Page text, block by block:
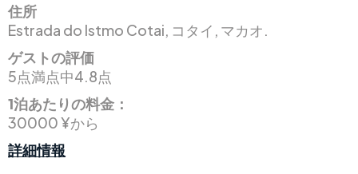
住所
Estrada do Istmo Cotai, コタイ, マカオ.
ゲストの評価
5点満点中4.8点
1泊あたりの料金：
30000 ¥から
詳細情報